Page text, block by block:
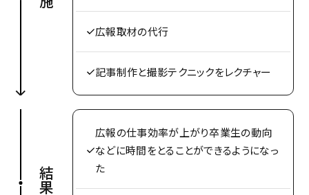
広報取材の代行
記事制作と撮影テクニックをレクチャー
結果
広報の仕事効率が上がり卒業生の動向
などに時間をとることができるようになっ
た